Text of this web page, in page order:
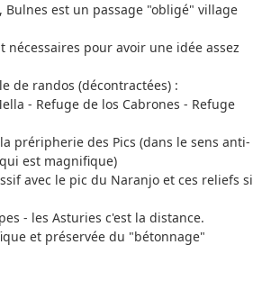
est un passage "obligé" village
pour avoir une idée assez
de randos (décontractées) :
- Refuge de los Cabrones - Refuge
préripherie des Pics (dans le sens anti-
est magnifique)
avec le pic du Naranjo et ces reliefs si
- les Asturies c'est la distance.
et préservée du "bétonnage"